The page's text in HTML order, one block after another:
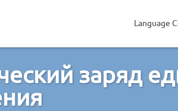
Language
заряд